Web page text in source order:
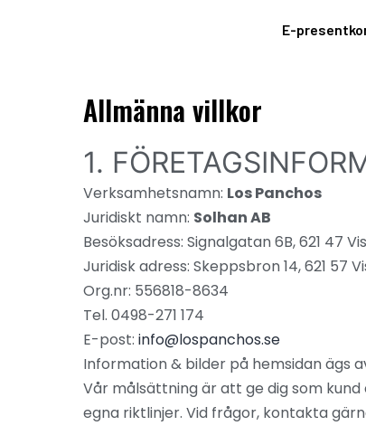
E-
Allmänna villkor
1.
Verksamhetsnamn: Los Panchos
Juridiskt namn: Solhan AB
Besöksadress: Signalgatan 6B, 621 47
Juridisk adress: Skeppsbron 14, 621 57
Org.nr: 556818-8634
Tel. 0498-271 174
E-post: info@lospanchos.se
Information & bilder på hemsidan ägs
Vår målsättning är att ge dig som
egna riktlinjer. Vid frågor, kontakta